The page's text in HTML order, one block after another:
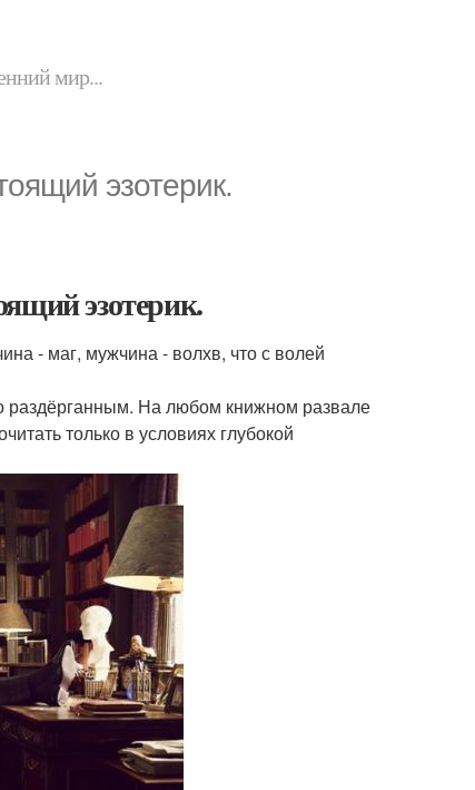
мир...
эзотерик.
эзотерик.
- маг, мужчина - волхв, что с волей
раздёрганным. На любом книжном развале
только в условиях глубокой